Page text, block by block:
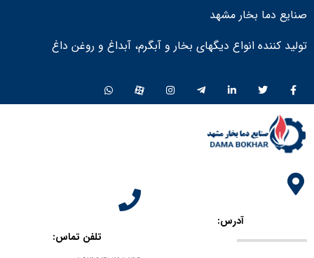
صنایع دما بخار مشهد
تولید کننده انواع دیگهای بخار و آبگرم، آبداغ و روغن داغ ​
آدرس:
تلفن تماس: